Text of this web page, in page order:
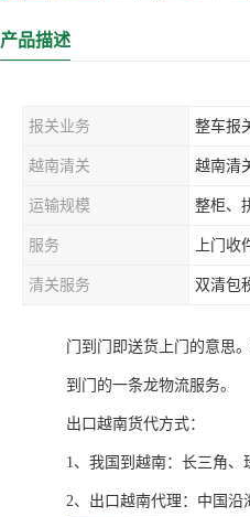
产品描述
报关业务 整车报
越南清关 越南清
运输规模 整柜、
服务 上门收
清关服务 双清包
门到门即送货上门的意思
到门的一条龙物流服务。
出口越南货代方式：
1、我国到越南：长三角、
2、出口越南代理：中国沿